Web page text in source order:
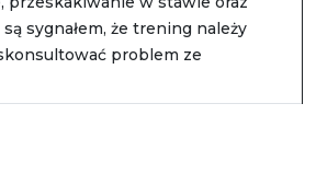
sygnałem, że trening należy
problem ze